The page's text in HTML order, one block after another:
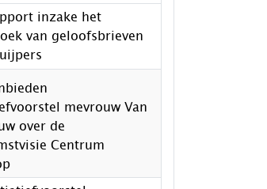
inzake het
van geloofsbrieven
mevrouw Van
over de
Centrum